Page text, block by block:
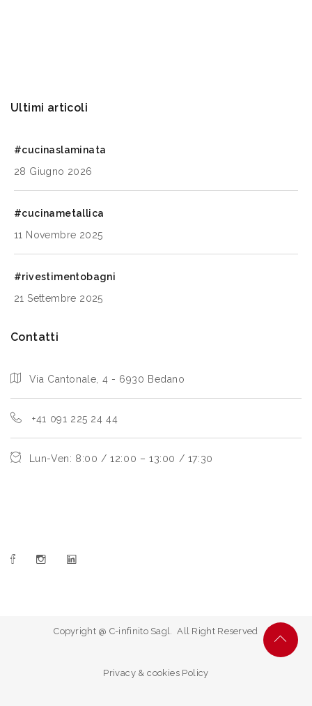
Ultimi articoli
#cucinaslaminata
28 Giugno 2026
#cucinametallica
11 Novembre 2025
#rivestimentobagni
21 Settembre 2025
Contatti
Via Cantonale, 4 - 6930 Bedano
+41 091 225 24 44
Lun-Ven: 8:00 / 12:00 – 13:00 / 17:30
Copyright @ C-infinito Sagl. All Right Reserved
Privacy & cookies Policy